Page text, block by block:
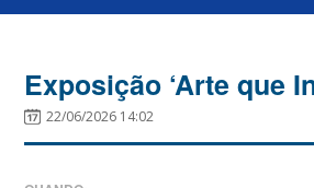
Exposição ‘Arte que
22/06/2026 14:02